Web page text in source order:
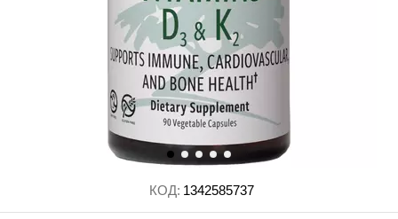
КОД: 1342585737